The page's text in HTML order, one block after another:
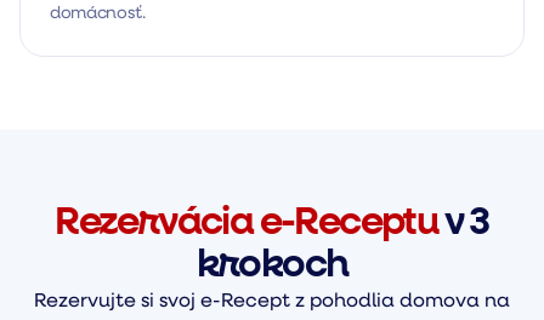
domácnosť.
Rezervácia e-Receptuv 3
krokoch
Rezervujte si svoj e-Recept z pohodlia domova na